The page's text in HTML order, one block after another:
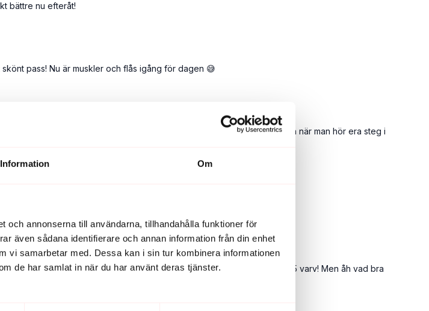
Information Om
och annonserna till användarna, tillhandahålla funktioner för
även sådana identifierare och annan information från din enhet
vi samarbetar med. Dessa kan i sin tur kombinera informationen
de har samlat in när du har använt deras tjänster.
bättre nu efteråt!
pass! Nu är muskler och flås igång för dagen 😅
med sol på näsan. Det går liksom lättare att inte bara svära över isen när man hör era steg i
varje gång när jag tar tag i mina 9 kg hantlar och vet att jag ska göra 5 varv! Men åh vad bra